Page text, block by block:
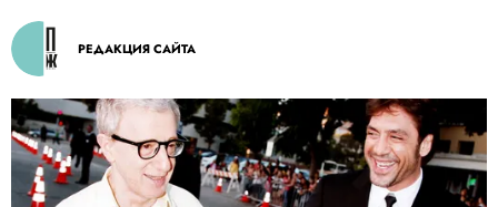
РЕДАКЦИЯ САЙТА